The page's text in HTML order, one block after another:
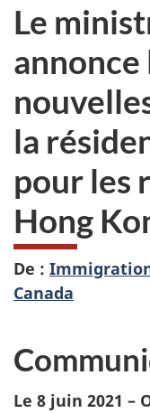
Le
annonce
la
pour les
Hong
De :
Canada
Le 8 juin 2021 –